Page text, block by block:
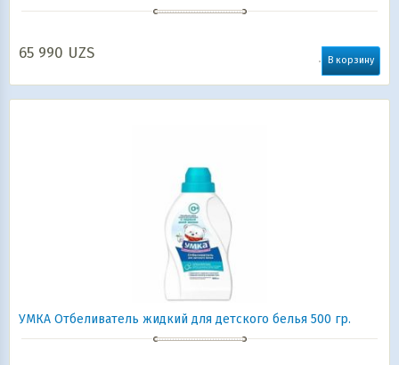
65 990 UZS В корзину
УМКА Отбеливатель жидкий для детского белья 500 гр.